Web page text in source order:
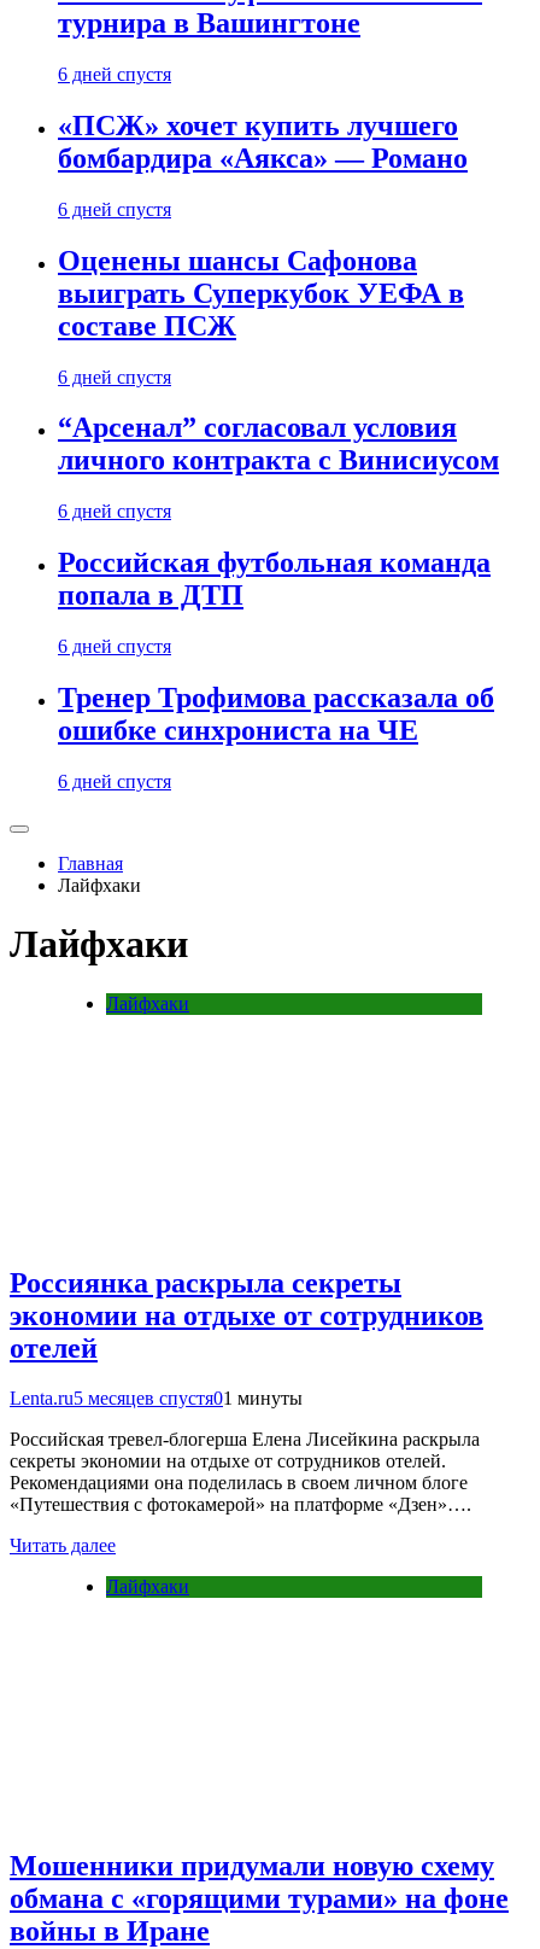
турнира в Вашингтоне
6 дней спустя
«ПСЖ» хочет купить лучшего
бомбардира «Аякса» — Романо
6 дней спустя
Оценены шансы Сафонова
выиграть Суперкубок УЕФА в
составе ПСЖ
6 дней спустя
“Арсенал” согласовал условия
личного контракта с Винисиусом
6 дней спустя
Российская футбольная команда
попала в ДТП
6 дней спустя
Тренер Трофимова рассказала об
ошибке синхрониста на ЧЕ
6 дней спустя
Главная
Лайфхаки
Лайфхаки
Лайфхаки
Россиянка раскрыла секреты
экономии на отдыхе от сотрудников
отелей
Lenta.ru5 месяцев спустя01 минуты
Российская тревел-блогерша Елена Лисейкина раскрыла
секреты экономии на отдыхе от сотрудников отелей.
Рекомендациями она поделилась в своем личном блоге
«Путешествия с фотокамерой» на платформе «Дзен»….
Читать далее
Лайфхаки
Мошенники придумали новую схему
обмана с «горящими турами» на фоне
войны в Иране